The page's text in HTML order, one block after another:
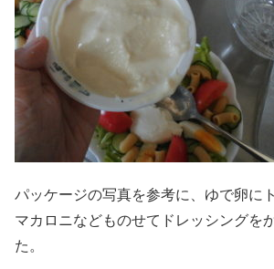
パッケージの写真を参考に、ゆで卵に
マカロニなどものせてドレッシングを
た。